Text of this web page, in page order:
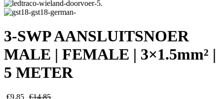
3-SWP AANSLUITSNOER
MALE | FEMALE | 3×1.5mm² |
5 METER
€9,85 €14,85